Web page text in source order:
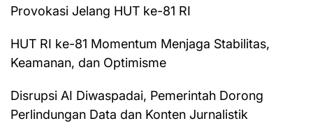
Provokasi Jelang HUT ke-81 RI
HUT RI ke-81 Momentum Menjaga Stabilitas,
Keamanan, dan Optimisme
Disrupsi AI Diwaspadai, Pemerintah Dorong
Perlindungan Data dan Konten Jurnalistik